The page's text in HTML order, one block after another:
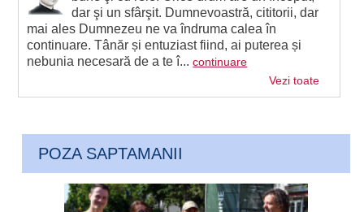
dar şi un sfârşit. Dumnevoastră, cititorii, dar
mai ales Dumnezeu ne va îndruma calea în
continuare. Tânăr și entuziast fiind, ai puterea și
nebunia necesară de a te î...continuare
Vezi toate
POZA SAPTAMANII